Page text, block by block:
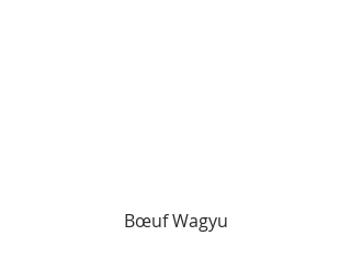
Bœuf Wagyu